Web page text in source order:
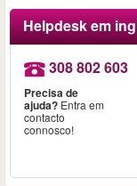
Helpdesk em
308 802 603
Precisa de
ajuda? Entra em
contacto
connosco!